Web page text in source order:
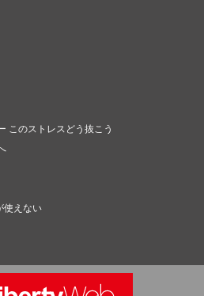
このストレスどう抜こう
使えない